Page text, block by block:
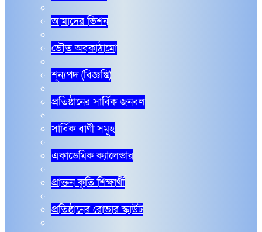
আমাদের ভিশন
ভৌত অবকাঠামো
শূন্যপদ (বিজ্ঞপ্তি)
প্রতিষ্ঠানের সার্বিক জনবল
সার্বিক বাণী সমূহ
একাডেমিক ক্যালেন্ডার
প্রাক্তন কৃতি শিক্ষার্থী
প্রতিষ্ঠানের রোভার স্কাউট